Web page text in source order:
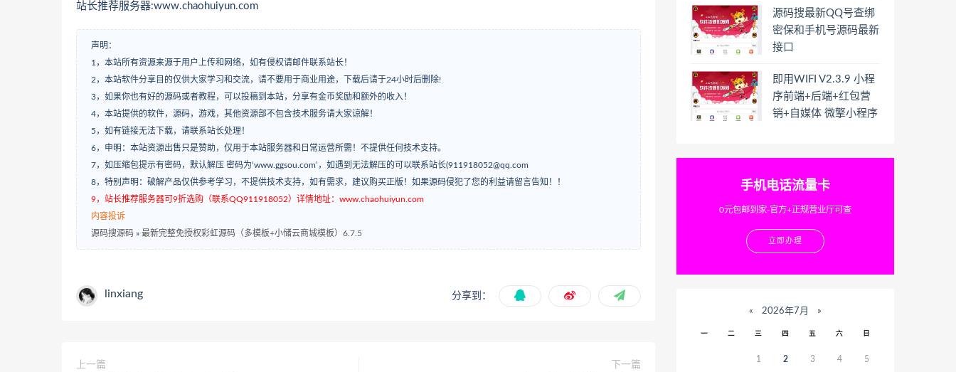
站长推荐服务器:www.chaohuiyun.com
声明：
1，本站所有资源来源于用户上传和网络，如有侵权请邮件联系站长！
2，本站软件分享目的仅供大家学习和交流，请不要用于商业用途，下载后请于24小时后删除!
3，如果你也有好的源码或者教程，可以投稿到本站，分享有金币奖励和额外的收入！
4，本站提供的软件，源码，游戏，其他资源部不包含技术服务请大家谅解！
5，如有链接无法下载，请联系站长处理！
6，申明：本站资源出售只是赞助，仅用于本站服务器和日常运营所需！不提供任何技术支持。
7，如压缩包提示有密码，默认解压 密码为‘www.ggsou.com’，如遇到无法解压的可以联系站长(911918052@qq.com
8，特别声明：破解产品仅供参考学习，不提供技术支持，如有需求，建议购买正版！如果源码侵犯了您的利益请留言告知！！
9，站长推荐服务器可9折选购（联系QQ911918052）详情地址：www.chaohuiyun.com
内容投诉
源码搜源码 » 最新完整免授权彩虹源码（多模板+小储云商城模板）6.7.5
linxiang 分享到：
上一篇
下一篇
源码搜最新QQ号查绑
密保和手机号源码最新
接口
即用WIFI V2.3.9 小程
序前端+后端+红包营
销+自媒体 微擎小程序
手机电话流量卡
0元包邮到家-官方+正规营业厅可查
立即办理
« 2026年7月 »
一 二 三 四 五 六 日
1 2 3 4 5